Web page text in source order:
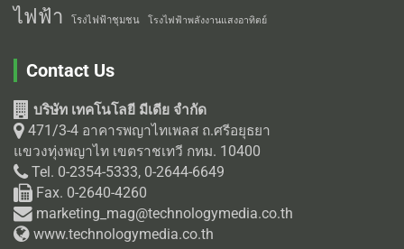
ไฟฟ้า
โรงไฟฟ้าชุมชน โรงไฟฟ้าพลังงานแสงอาทิตย์
Contact Us
บริษัท เทคโนโลยี มีเดีย จำกัด
471/3-4 อาคารพญาไทเพลส ถ.ศรีอยุธยา
แขวงทุ่งพญาไท เขตราชเทวี กทม. 10400
Tel. 0-2354-5333, 0-2644-6649
Fax. 0-2640-4260
marketing_mag@technologymedia.co.th
www.technologymedia.co.th